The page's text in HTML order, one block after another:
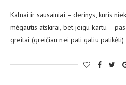
Kalnai ir sausainiai – derinys, kuris
mėgautis atskirai, bet jeigu kartu –
greitai (greičiau nei pati galiu